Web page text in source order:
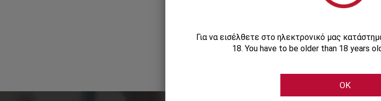
Για να εισέλθετε στο ηλεκτρονικό μας
18. You have to be older than 18 years
OK